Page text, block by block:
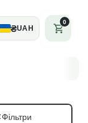
₴UAH
0